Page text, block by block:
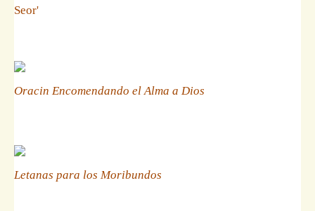
Seor'
Oracin Encomendando el Alma a Dios
Letanas para los Moribundos